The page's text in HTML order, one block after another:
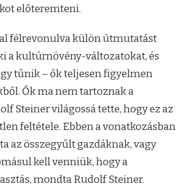
előteremteni.
félrevonulva külön útmutatást
a kultúrnövény-változatokat, és
tűnik – ők teljesen figyelmen
Ők ma nem tartoznak a
Steiner világossá tette, hogy ez az
feltétele. Ebben a vonatkozásban
az összegyűlt gazdáknak, vagy
kell venniük, hogy a
mondta Rudolf Steiner.